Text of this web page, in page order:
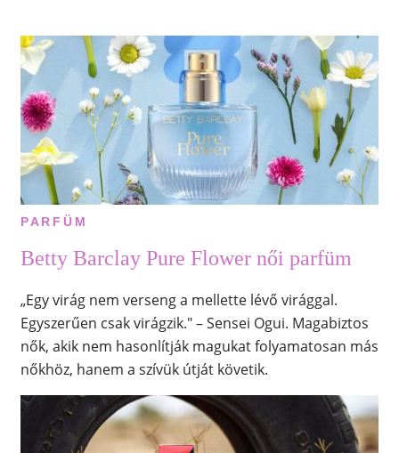
PARFÜM
Betty Barclay Pure Flower női parfüm
„Egy virág nem verseng a mellette lévő virággal.
Egyszerűen csak virágzik." – Sensei Ogui. Magabiztos
nők, akik nem hasonlítják magukat folyamatosan más
nőkhöz, hanem a szívük útját követik.